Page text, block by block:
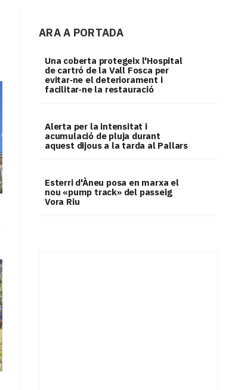
ARA A PORTADA
Una coberta protegeix l'Hospital
de cartró de la Vall Fosca per
evitar‑ne el deteriorament i
facilitar‑ne la restauració
Alerta per la intensitat i
acumulació de pluja durant
aquest dijous a la tarda al Pallars
Esterri d'Àneu posa en marxa el
nou «pump track» del passeig
Vora Riu